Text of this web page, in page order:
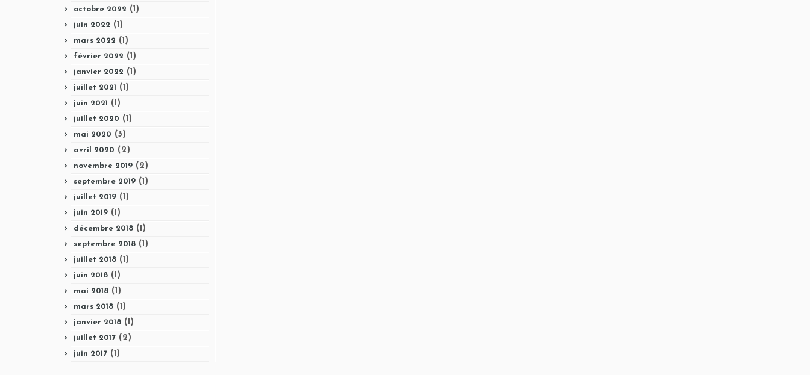
octobre 2022 (1)
juin 2022 (1)
mars 2022 (1)
février 2022 (1)
janvier 2022 (1)
juillet 2021 (1)
juin 2021 (1)
juillet 2020 (1)
mai 2020 (3)
avril 2020 (2)
novembre 2019 (2)
septembre 2019 (1)
juillet 2019 (1)
juin 2019 (1)
décembre 2018 (1)
septembre 2018 (1)
juillet 2018 (1)
juin 2018 (1)
mai 2018 (1)
mars 2018 (1)
janvier 2018 (1)
juillet 2017 (2)
juin 2017 (1)